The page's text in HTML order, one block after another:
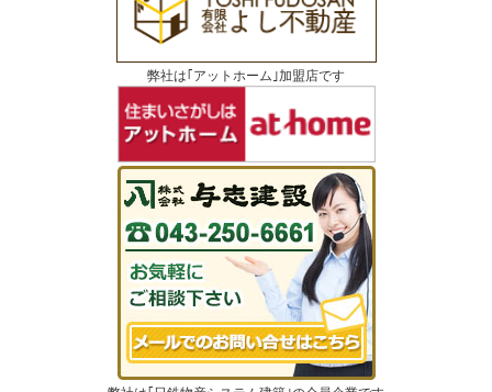
弊社は｢アットホーム｣加盟店です